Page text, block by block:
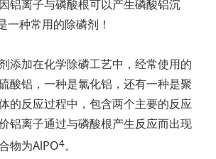
铝离子与磷酸根可以产生磷酸铝沉
一种常用的除磷剂！
添加在化学除磷工艺中，经常使用的
酸铝，一种是氯化铝，还有一种是聚
的反应过程中，包含两个主要的反应
铝离子通过与磷酸根产生反应而出现
物为AlPO4。